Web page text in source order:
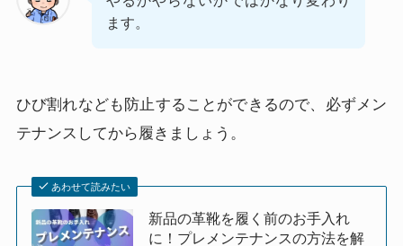
ます。
ひび割れなども防止することができるので、必ずメン
テナンスしてから履きましょう。
あわせて読みたい
新品の革靴を履く前のお手入れ
に！プレメンテナンスの方法を解